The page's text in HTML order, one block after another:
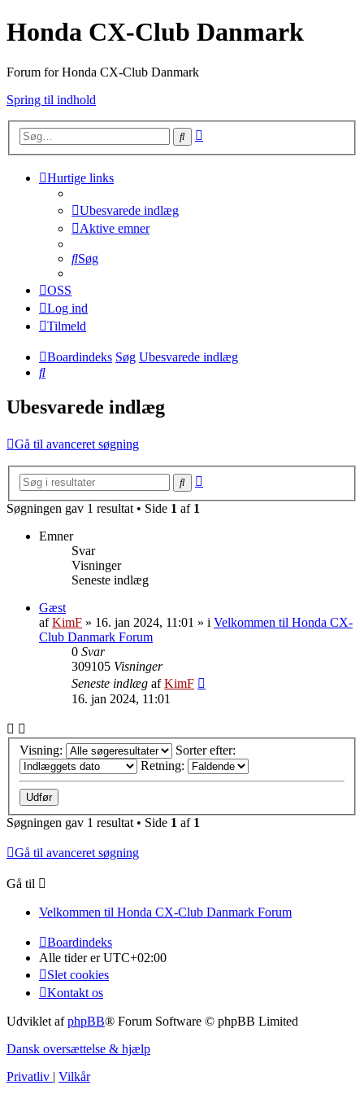
Honda CX-Club Danmark
Forum for Honda CX-Club Danmark
Spring til indhold
Søg
Hurtige links
Ubesvarede indlæg
Aktive emner
Søg
OSS
Log ind
Tilmeld
Boardindeks Søg Ubesvarede indlæg
Søg
Ubesvarede indlæg
Gå til avanceret søgning
Søg
Søgningen gav 1 resultat • Side 1 af 1
Emner
Svar
Visninger
Seneste indlæg
Gæst
afKimF » 16. jan 2024, 11:01 » i Velkommen til Honda CX-
Club Danmark Forum
0 Svar
309105 Visninger
Seneste indlæg afKimF
16. jan 2024, 11:01
Visning:
Sorter efter:
Retning:
Søgningen gav 1 resultat • Side 1 af 1
Gå til avanceret søgning
Gå til
Velkommen til Honda CX-Club Danmark Forum
Boardindeks
Alle tider erUTC+02:00
Slet cookies
Kontakt os
Udviklet afphpBB® Forum Software © phpBB Limited
Dansk oversættelse & hjælp
Privatliv
Vilkår